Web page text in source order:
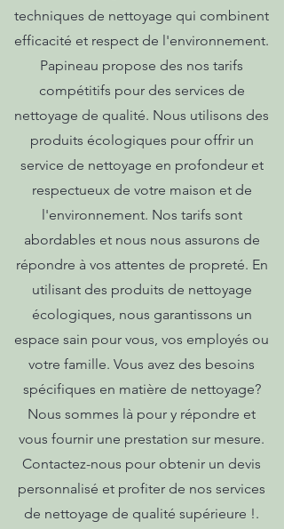
techniques de nettoyage qui combinent
efficacité et respect de l'environnement.
Papineau propose des nos tarifs
compétitifs pour des services de
nettoyage de qualité. Nous utilisons des
produits écologiques pour offrir un
service de nettoyage en profondeur et
respectueux de votre maison et de
l'environnement. Nos tarifs sont
abordables et nous nous assurons de
répondre à vos attentes de propreté. En
utilisant des produits de nettoyage
écologiques, nous garantissons un
espace sain pour vous, vos employés ou
votre famille. Vous avez des besoins
spécifiques en matière de nettoyage?
Nous sommes là pour y répondre et
vous fournir une prestation sur mesure.
Contactez-nous pour obtenir un devis
personnalisé et profiter de nos services
de nettoyage de qualité supérieure !.